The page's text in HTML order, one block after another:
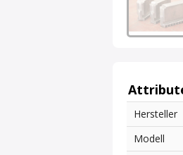
Hersteller
Modell